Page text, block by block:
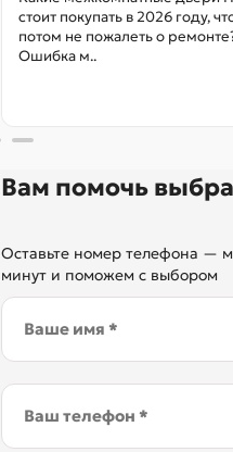
стоит покупать в 2026 году,
потом не пожалеть о
Ошибка м..
Вам помочь
Оставьте номер телефона —
минут и поможем с выбором